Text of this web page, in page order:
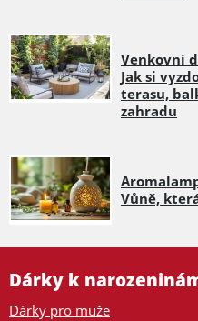
Venkovní
Jak si
terasu,
zahradu
Vůně,
Dárky k
Dárky pro muže